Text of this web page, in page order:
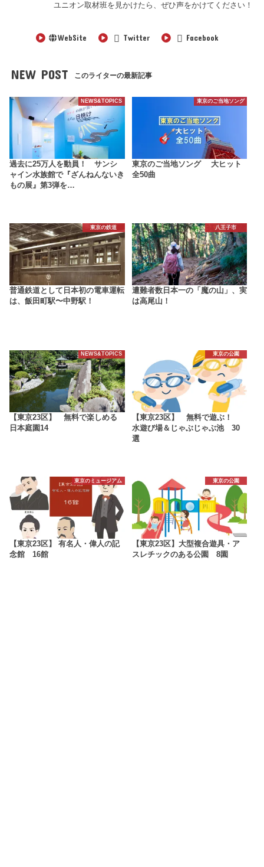
ユニオン取材班を見かけたら、ぜひ声をかけてください！
WebSite Twitter Facebook
NEW POST このライターの最新記事
NEWS&TOPICS
過去に25万人を動員！ サンシ
ャイン水族館で『ざんねんないき
もの展』第3弾を…
東京のご当地ソング
東京のご当地ソング 大ヒット
全50曲
東京の鉄道
普通鉄道として日本初の電車運転
は、飯田町駅〜中野駅！
八王子市
遭難者数日本一の「魔の山」、実
は高尾山！
NEWS&TOPICS
【東京23区】 無料で楽しめる
日本庭園14
東京の公園
【東京23区】 無料で遊ぶ！
水遊び場＆じゃぶじゃぶ池 30
選
東京のミュージアム
【東京23区】 有名人・偉人の記
念館 16館
東京の公園
【東京23区】大型複合遊具・ア
スレチックのある公園 8園